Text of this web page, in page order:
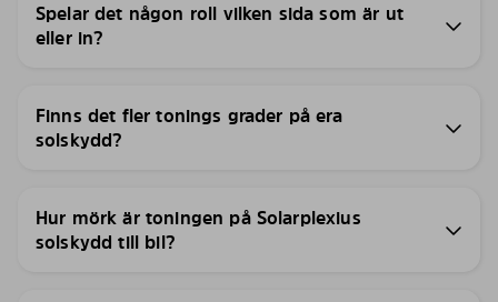
Spelar det någon roll vilken sida som är ut
eller in?
Finns det fler tonings grader på era
solskydd?
Hur mörk är toningen på Solarplexius
solskydd till bil?